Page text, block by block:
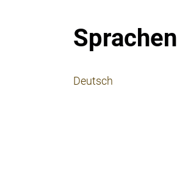
Sprachen
Deutsch